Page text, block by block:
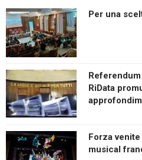
Per una
RiData
Forza
musical